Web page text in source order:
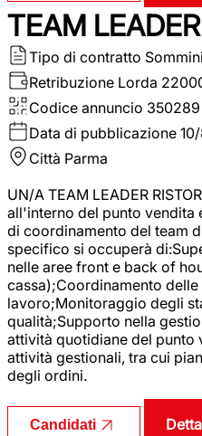
TEAM
Tipo di contratto
Retribuzione Lorda
Codice annuncio 350289
Data di pubblicazione
Città Parma
UN/A TEAM LEADER
all'interno del punto vendita
di coordinamento del team
specifico si occuperà
nelle aree front e back of
cassa);Coordinamento
lavoro;Monitoraggio degli
qualità;Supporto nella
attività quotidiane del punto
attività gestionali, tra cui
degli ordini.
Candidati